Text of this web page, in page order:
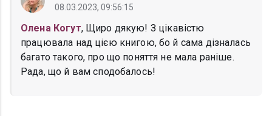
08.03.2023, 09:56:15
Олена Когут, Щиро дякую! З цікавістю
працювала над цією книгою, бо й сама дізналась
багато такого, про що поняття не мала раніше.
Рада, що й вам сподобалось!